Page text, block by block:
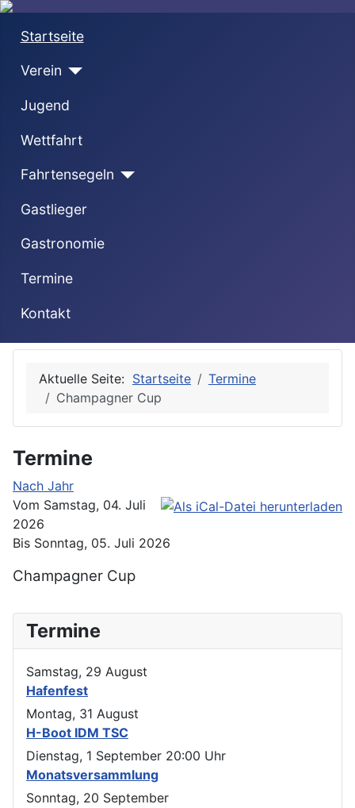
Startseite
Verein
Jugend
Wettfahrt
Fahrtensegeln
Gastlieger
Gastronomie
Termine
Kontakt
Aktuelle Seite: Startseite
Termine
Champagner Cup
Termine
Nach Jahr
Vom Samstag, 04. Juli
2026
Bis Sonntag, 05. Juli 2026
Champagner Cup
Termine
Samstag, 29 August
Hafenfest
Montag, 31 August
H-Boot IDM TSC
Dienstag, 1 September 20:00 Uhr
Monatsversammlung
Sonntag, 20 September